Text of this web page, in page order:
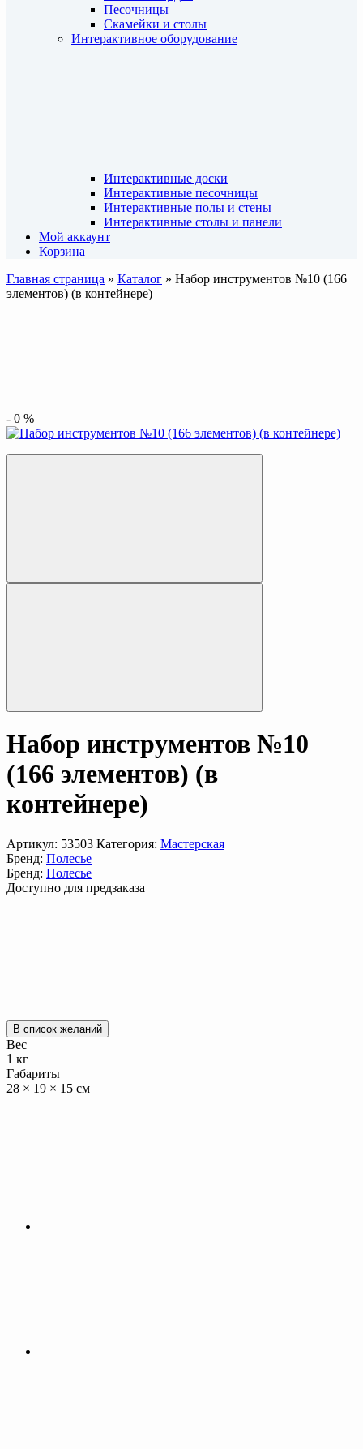
Песочницы
Скамейки и столы
Интерактивное оборудование
Интерактивные доски
Интерактивные песочницы
Интерактивные полы и стены
Интерактивные столы и панели
Мой аккаунт
Корзина
Главная страница » Каталог » Набор инструментов №10 (166
элементов) (в контейнере)
- 0 %
Набор инструментов №10
(166 элементов) (в
контейнере)
Артикул: 53503 Категория: Мастерская
Бренд: Полесье
Бренд: Полесье
Доступно для предзаказа
В список желаний
Вес
1 кг
Габариты
28 × 19 × 15 см